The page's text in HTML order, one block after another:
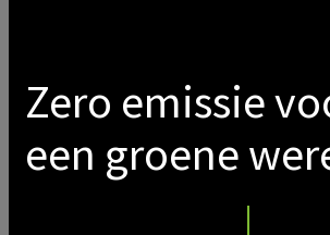
Zero emissie
een groene